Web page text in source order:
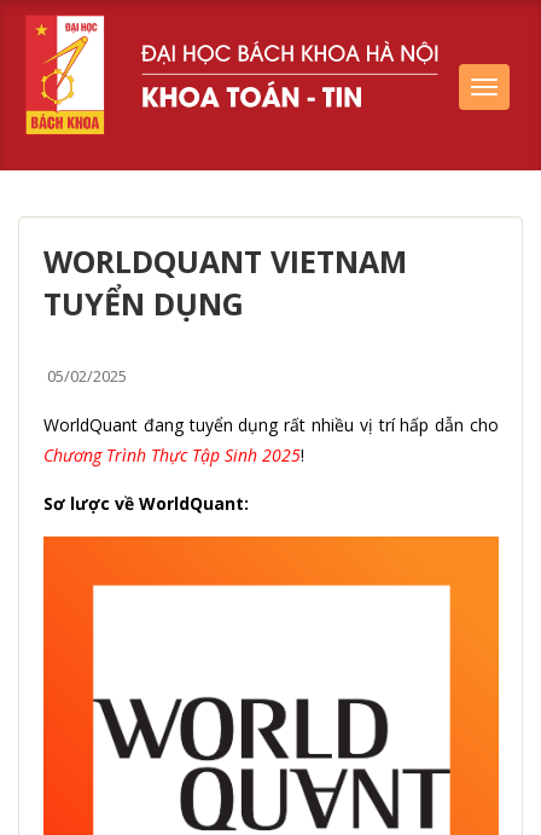
Toggle
WORLDQUANT VIETNAM
TUYỂN DỤNG
05/02/2025
WorldQuant đang tuyển dụng rất nhiều vị trí hấp dẫn cho
Chương Trình Thực Tập Sinh 2025!
Sơ lược về WorldQuant: